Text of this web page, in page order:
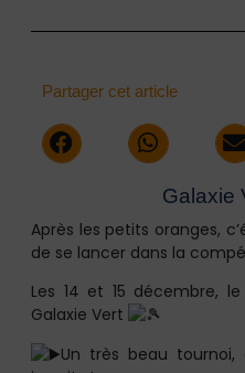
Partager cet article
Galaxie
Après les petits oranges,
de se lancer dans la
Les 14 et 15 décembre,
Galaxie Vert
Un très beau